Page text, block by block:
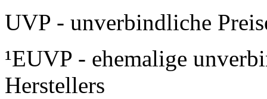
UVP - unverbindliche
¹EUVP - ehemalige
Herstellers